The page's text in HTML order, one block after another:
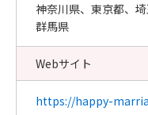
神奈川県、東京都、
群馬県
Webサイト
https://happy-